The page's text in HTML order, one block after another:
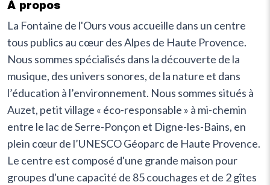
À propos
La Fontaine de l'Ours vous accueille dans un centre
tous publics au cœur des Alpes de Haute Provence.
Nous sommes spécialisés dans la découverte de la
musique, des univers sonores, de la nature et dans
l’éducation à l’environnement. Nous sommes situés à
Auzet, petit village « éco-responsable » à mi-chemin
entre le lac de Serre-Ponçon et Digne-les-Bains, en
plein cœur de l’UNESCO Géoparc de Haute Provence.
Le centre est composé d'une grande maison pour
groupes d'une capacité de 85 couchages et de 2 gîtes